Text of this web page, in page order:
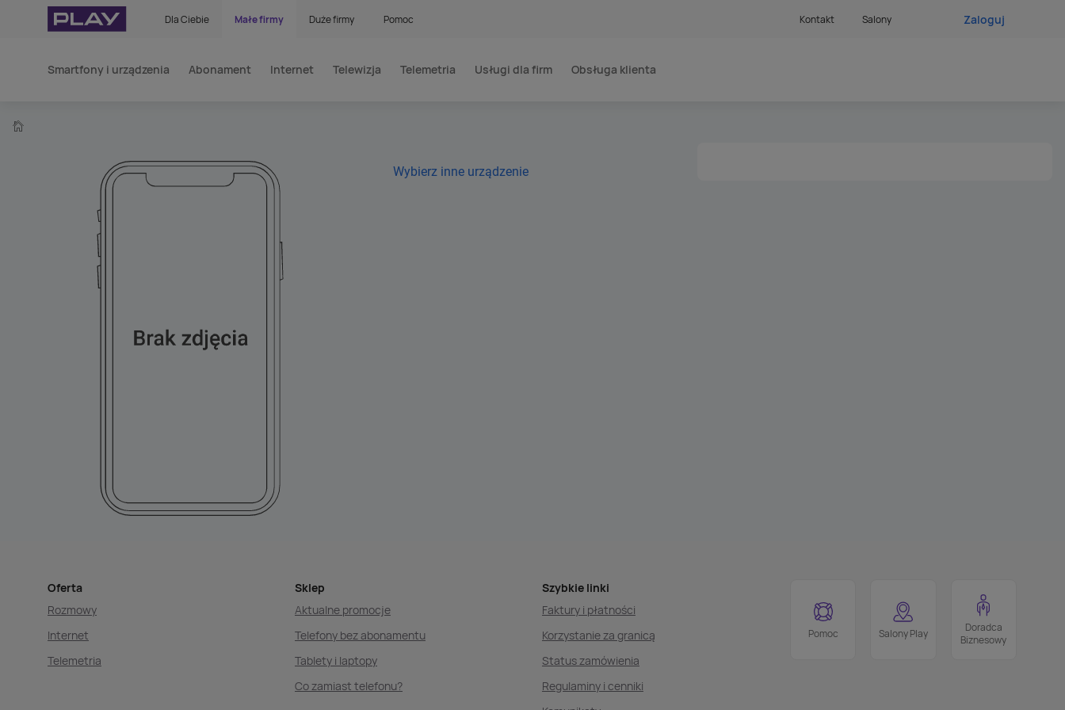
Dla Ciebie Małe firmy Duże firmy Pomoc Kontakt Salony Zaloguj
Smartfony i urządzenia Abonament Internet Telewizja Telemetria Usługi dla firm Obsługa klienta
Wybierz inne urządzenie
Oferta
Rozmowy
Internet
Telemetria
Sklep
Aktualne promocje
Telefony bez abonamentu
Tablety i laptopy
Co zamiast telefonu?
Szybkie linki
Faktury i płatności
Korzystanie za granicą
Status zamówienia
Regulaminy i cenniki
Pomoc Salony Play
Doradca
Biznesowy